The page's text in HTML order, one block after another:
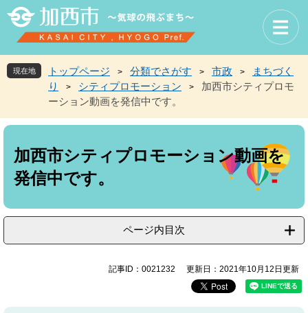
先
頭
を
飛
現在地 トップページ > 分類でさがす > 市政 >
まちづく
り
> シティプロモーション >
加西市シティプロモ
ーション動画を発信中です。
本
加西市シティプロモーション動画を
発信中です。
ページ内目次
記事ID：0021232 更新日：2021年10月12日更新